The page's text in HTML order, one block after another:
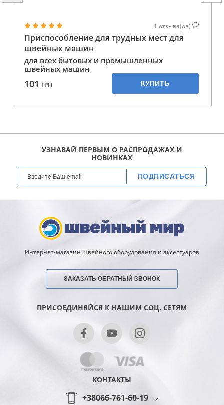
1 отзыва(ов)
Приспособление для трудных мест для
швейных машин
для всех бытовых и промышленных
швейных машин
101 ГРН КУПИТЬ
УЗНАВАЙ ПЕРВЫМ О РАСПРОДАЖАХ И
НОВИНКАХ
ПОДПИСАТЬСЯ
Интернет-магазин швейного оборудования и аксессуаров
ЗАКАЗАТЬ ОБРАТНЫЙ ЗВОНОК
ПРИСОЕДИНЯЙСЯ К НАШИМ СОЦ. СЕТЯМ
КОНТАКТЫ
+38066-761-60-19